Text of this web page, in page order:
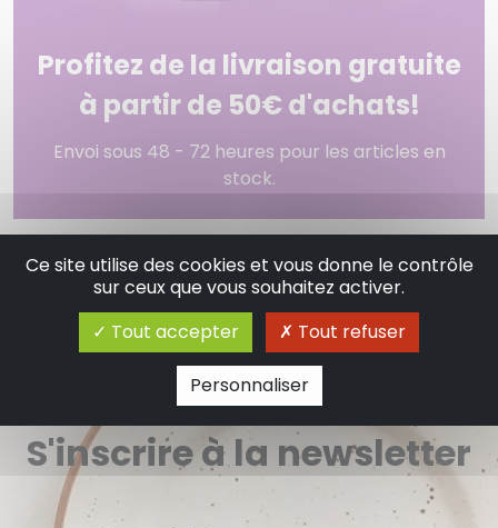
Profitez de la livraison gratuite
à partir de 50€ d'achats!
Envoi sous 48 - 72 heures pour les articles en
stock.
S'inscrire à la newsletter
Ce site utilise des cookies et vous donne le contrôle
sur ceux que vous souhaitez activer.
Tout accepter
Tout refuser
Personnaliser